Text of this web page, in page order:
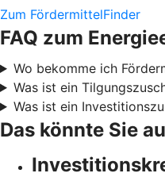
Zum FördermittelFinder
FAQ zum
Wo bekomme ich
Was ist ein
Was ist ein
Das könnte Sie